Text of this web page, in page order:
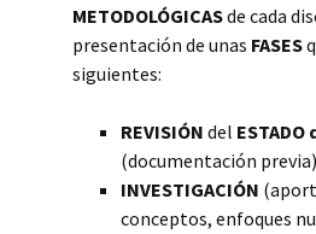
METODOLÓGICASde cada
presentación de unas FASES
siguientes:
REVISIÓN del ESTADO
(documentación previa)
INVESTIGACIÓN
conceptos, enfoques